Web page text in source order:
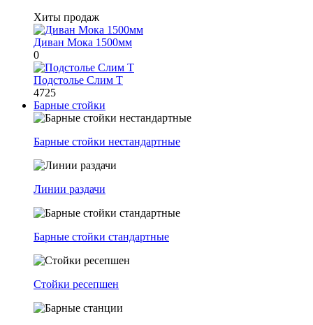
Хиты продаж
Диван Мока 1500мм
0
Подстолье Слим Т
4725
Барные стойки
Барные стойки нестандартные
Линии раздачи
Барные стойки стандартные
Стойки ресепшен